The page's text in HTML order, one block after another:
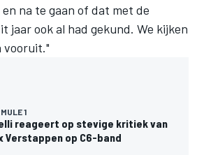
na te gaan of dat met de
jaar ook al had gekund. We kijken
vooruit."
1
reageert op stevige kritiek van
Verstappen op C6-band